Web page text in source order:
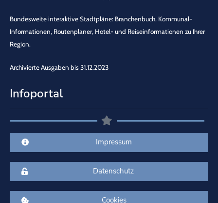
Bundesweite interaktive Stadtpläne: Branchenbuch, Kommunal-
Informationen, Routenplaner, Hotel- und Reiseinformationen zu Ihrer
Region.
Archivierte Ausgaben bis 31.12.2023
Infoportal
Impressum
Datenschutz
Cookies